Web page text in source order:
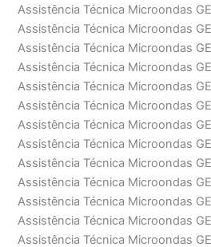
Assistência Técnica Microondas
Assistência Técnica Microondas
Assistência Técnica Microondas
Assistência Técnica Microondas
Assistência Técnica Microondas
Assistência Técnica Microondas
Assistência Técnica Microondas
Assistência Técnica Microondas
Assistência Técnica Microondas
Assistência Técnica Microondas
Assistência Técnica Microondas
Assistência Técnica Microondas
Assistência Técnica Microondas